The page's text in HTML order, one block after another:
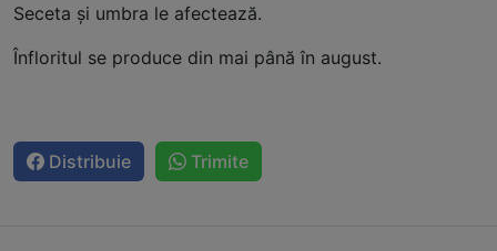
Seceta şi umbra le afectează.
Înfloritul se produce din mai până în august.
Distribuie Trimite